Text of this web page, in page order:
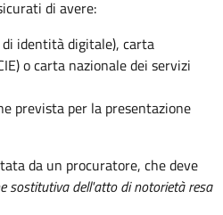
di avere:
di identità digitale), carta
o carta nazionale dei servizi
prevista per la presentazione
da un procuratore, che deve
sostitutiva dell'atto di notorietà resa